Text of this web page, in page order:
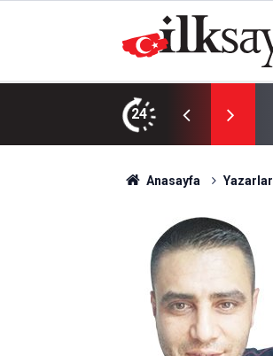
24
İle Cevap Anahtarları Yayımlandı
Anasayfa Yazarlar